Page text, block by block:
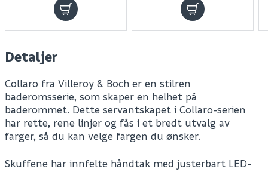
Detaljer
Collaro fra Villeroy & Boch er en stilren
baderomsserie, som skaper en helhet på
baderommet. Dette servantskapet i Collaro-serien
har rette, rene linjer og fås i et bredt utvalg av
farger, så du kan velge fargen du ønsker.
Skuffene har innfelte håndtak med justerbart LED-